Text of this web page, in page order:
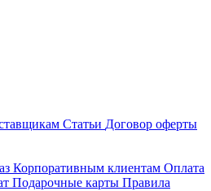
Статьи Договор оферты
Корпоративным клиентам Оплата
Подарочные карты Правила